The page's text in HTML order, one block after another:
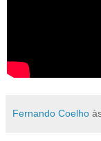
Fernando Coelho